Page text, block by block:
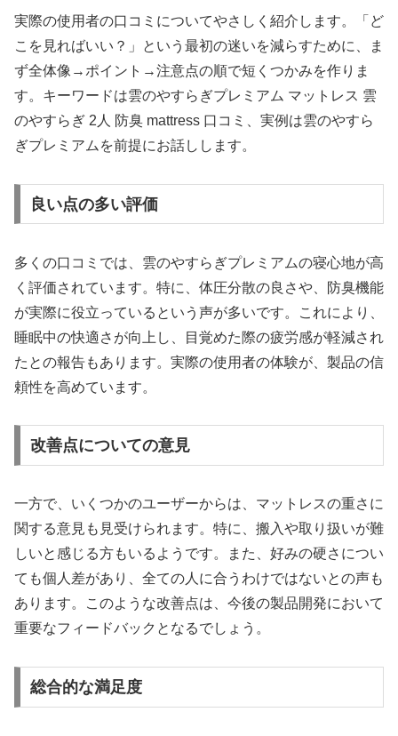
実際の使用者の口コミについてやさしく紹介します。「ど
こを見ればいい？」という最初の迷いを減らすために、ま
ず全体像→ポイント→注意点の順で短くつかみを作りま
す。キーワードは雲のやすらぎプレミアム マットレス 雲
のやすらぎ 2人 防臭 mattress 口コミ、実例は雲のやすら
ぎプレミアムを前提にお話しします。
良い点の多い評価
多くの口コミでは、雲のやすらぎプレミアムの寝心地が高
く評価されています。特に、体圧分散の良さや、防臭機能
が実際に役立っているという声が多いです。これにより、
睡眠中の快適さが向上し、目覚めた際の疲労感が軽減され
たとの報告もあります。実際の使用者の体験が、製品の信
頼性を高めています。
改善点についての意見
一方で、いくつかのユーザーからは、マットレスの重さに
関する意見も見受けられます。特に、搬入や取り扱いが難
しいと感じる方もいるようです。また、好みの硬さについ
ても個人差があり、全ての人に合うわけではないとの声も
あります。このような改善点は、今後の製品開発において
重要なフィードバックとなるでしょう。
総合的な満足度